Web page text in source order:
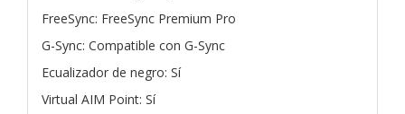
FreeSync: FreeSync Premium Pro
G-Sync: Compatible con G-Sync
Ecualizador de negro: Sí
Virtual AIM Point: Sí